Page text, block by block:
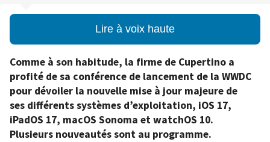
Lire à voix haute
Comme à son habitude, la firme de Cupertino a
profité de sa conférence de lancement de la WWDC
pour dévoiler la nouvelle mise à jour majeure de
ses différents systèmes d’exploitation, iOS 17,
iPadOS 17, macOS Sonoma et watchOS 10.
Plusieurs nouveautés sont au programme.